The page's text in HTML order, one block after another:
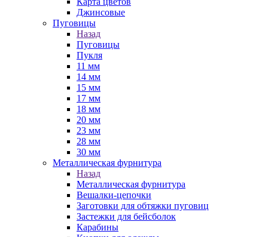
Джинсовые
Пуговицы
Назад
Пуговицы
Пукля
11 мм
14 мм
15 мм
17 мм
18 мм
20 мм
23 мм
28 мм
30 мм
Металлическая фурнитура
Назад
Металлическая фурнитура
Вешалки-цепочки
Заготовки для обтяжки пуговиц
Застежки для бейсболок
Карабины